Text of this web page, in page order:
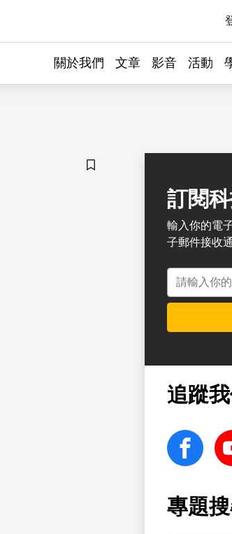
關於我們 文章 影音 活動
儲存書籤
訂閱
輸入你的電
子郵件接收通
電子郵件地
追蹤
facebook
專題